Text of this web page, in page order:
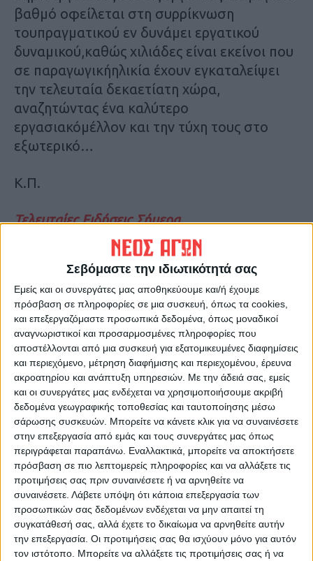
Σεβόμαστε την ιδιωτικότητά σας
Εμείς και οι συνεργάτες μας αποθηκεύουμε και/ή έχουμε
πρόσβαση σε πληροφορίες σε μια συσκευή, όπως τα cookies,
και επεξεργαζόμαστε προσωπικά δεδομένα, όπως μοναδικοί
αναγνωριστικοί και προσαρμοσμένες πληροφορίες που
αποστέλλονται από μια συσκευή για εξατομικευμένες διαφημίσεις
και περιεχόμενο, μέτρηση διαφήμισης και περιεχομένου, έρευνα
ακροατηρίου και ανάπτυξη υπηρεσιών. Με την άδειά σας, εμείς
και οι συνεργάτες μας ενδέχεται να χρησιμοποιήσουμε ακριβή
δεδομένα γεωγραφικής τοποθεσίας και ταυτοποίησης μέσω
σάρωσης συσκευών. Μπορείτε να κάνετε κλικ για να συναινέσετε
στην επεξεργασία από εμάς και τους συνεργάτες μας όπως
περιγράφεται παραπάνω. Εναλλακτικά, μπορείτε να αποκτήσετε
πρόσβαση σε πιο λεπτομερείς πληροφορίες και να αλλάξετε τις
προτιμήσεις σας πριν συναινέσετε ή να αρνηθείτε να
συναινέσετε. Λάβετε υπόψη ότι κάποια επεξεργασία των
προσωπικών σας δεδομένων ενδέχεται να μην απαιτεί τη
συγκατάθεσή σας, αλλά έχετε το δικαίωμα να αρνηθείτε αυτήν
την επεξεργασία. Οι προτιμήσεις σας θα ισχύουν μόνο για αυτόν
τον ιστότοπο. Μπορείτε να αλλάξετε τις προτιμήσεις σας ή να
βαθμό οφείλεται στη συρρίκνωση
τουπραγματικού εν δυνάμει εργατικού
δυναμικού,καθώς χιλιάδες είναι εκείνοι που
σε παραγωγικήηλικία έχουν εγκαταλείψει
την τελευταία δεκαετίατη χώρα,
αναζητώντας ένα καλύτερο
εργασιακόμέλλον και την τύχη τους στο
εξωτερικό…
Κ.Π.
Τελευταίες Ειδήσεις Σήμερα
Ακολούθησε την εφημερίδα ΝΕΟΣ
ΑΓΩΝ στο Google News!
Όλες οι εξελίξεις στην περιοχή της
Καρδίτσας και ευρύτερα της Θεσσαλίας
ΠΡΟΗΓΟΥΜΕΝΟ ΑΡΘΡΟ
Ισχυροί δεσμοί του Δήμου
Αργιθέας και Γερμανών
Δημάρχων με το βλέμμα στο
ΕΠΟΜΕΝΟ ΑΡΘΡΟ
Στο ΤΠΑ του Υπ. Εσωτερικών
οι αποκαταστάσεις στη ΔΕΥΑ
Σοφάδων